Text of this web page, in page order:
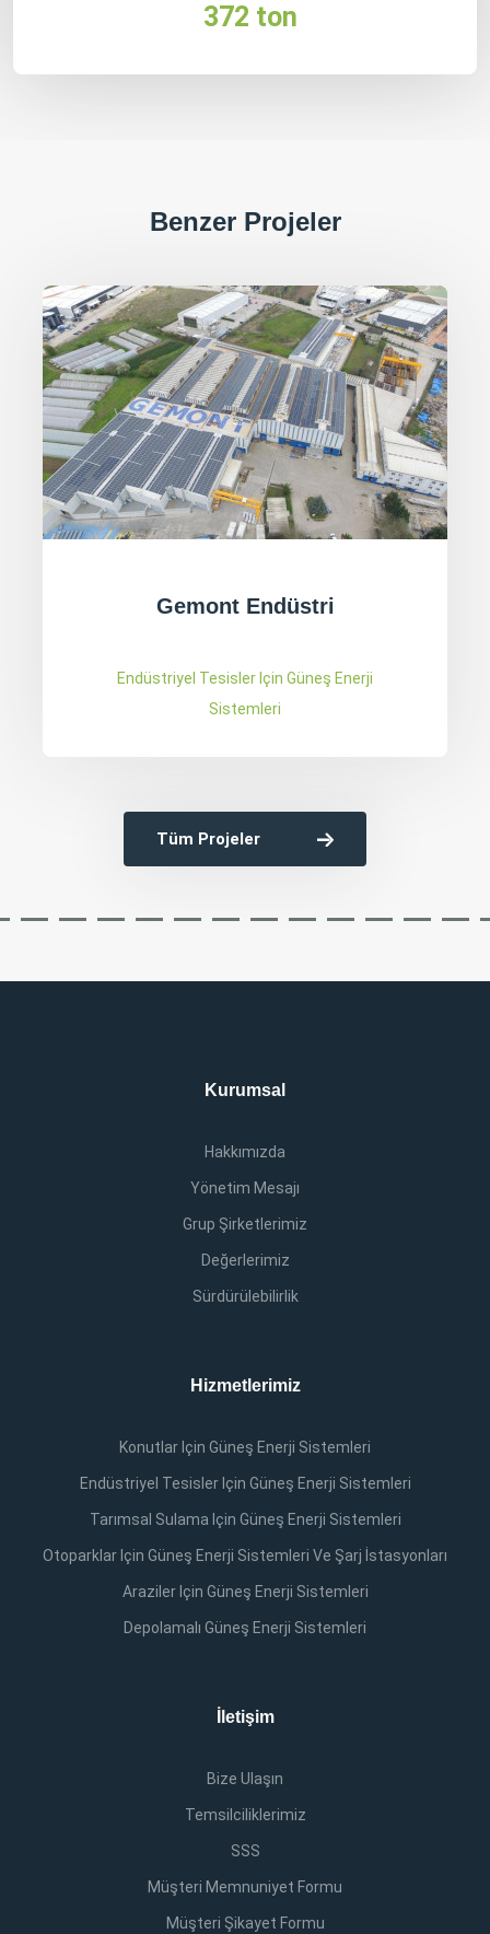
372 ton
Benzer Projeler
Aktaşlar Kontrplak
Endüstriyel Tesisler Için Güneş Enerji
Sistemleri
Tüm Projeler
Kurumsal
Hakkımızda
Yönetim Mesajı
Grup Şirketlerimiz
Değerlerimiz
Sürdürülebilirlik
Hizmetlerimiz
Konutlar Için Güneş Enerji Sistemleri
Endüstriyel Tesisler Için Güneş Enerji Sistemleri
Tarımsal Sulama Için Güneş Enerji Sistemleri
Otoparklar Için Güneş Enerji Sistemleri Ve Şarj İstasyonları
Araziler Için Güneş Enerji Sistemleri
Depolamalı Güneş Enerji Sistemleri
İletişim
Bize Ulaşın
Temsilciliklerimiz
SSS
Müşteri Memnuniyet Formu
Müşteri Şikayet Formu